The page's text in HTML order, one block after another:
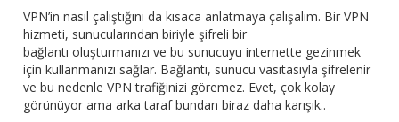
VPN’in nasıl çalıştığını da kısaca anlatmaya çalışalım. Bir VPN
hizmeti, sunucularından biriyle şifreli bir
bağlantı oluşturmanızı ve bu sunucuyu internette gezinmek
için kullanmanızı sağlar. Bağlantı, sunucu vasıtasıyla şifrelenir
ve bu nedenle VPN trafiğinizi göremez. Evet, çok kolay
görünüyor ama arka taraf bundan biraz daha karışık..